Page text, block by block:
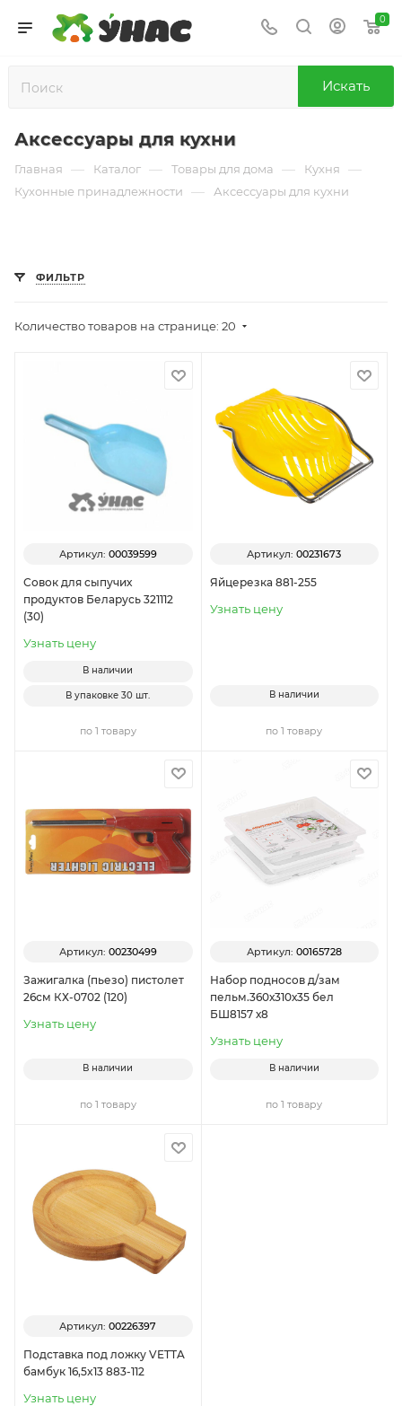
0
Искать
Аксессуары для кухни
Главная — Каталог — Товары для дома — Кухня —
Кухонные принадлежности — Аксессуары для кухни
ФИЛЬТР
Количество товаров на странице: 20
Артикул: 00039599
Совок для сыпучих
продуктов Беларусь 321112
(30)
Узнать цену
В наличии
В упаковке30 шт.
по 1 товару
Артикул:00231673
Яйцерезка 881-255
Узнать цену
В наличии
по 1 товару
Артикул: 00230499
Зажигалка (пьезо) пистолет
26см КХ-0702 (120)
Узнать цену
В наличии
по 1 товару
Артикул: 00165728
Набор подносов д/зам
пельм.360х310х35 бел
БШ8157 х8
Узнать цену
В наличии
по 1 товару
Артикул:00226397
Подставка под ложку VETTA
бамбук 16,5x13 883-112
Узнать цену